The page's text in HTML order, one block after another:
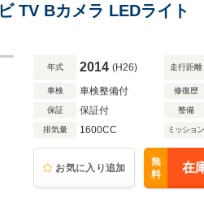
TV Bカメラ LEDライト
年式 2014 (H26) 走行距離
車検 車検整備付 修復歴
保証 保証付 整備
排気量 1600CC ミッション
お気に入り追加
無
料
在